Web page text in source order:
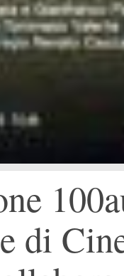
di